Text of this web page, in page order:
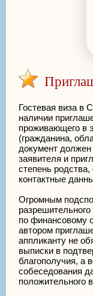
Гостевая виза в
наличии
проживающего в
(гражданина,
документ
заявителя и
степень родства,
контактные
Огромным
по финансовому
автором
аппликанту не
выписки в
благополучия, а
собеседования
положительного